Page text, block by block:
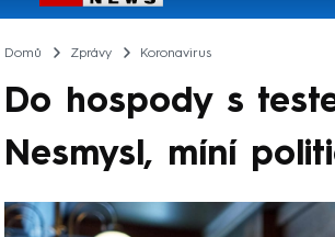
Pořady
Domů Zprávy Koronavirus
Do hospody s
Nesmysl, míní